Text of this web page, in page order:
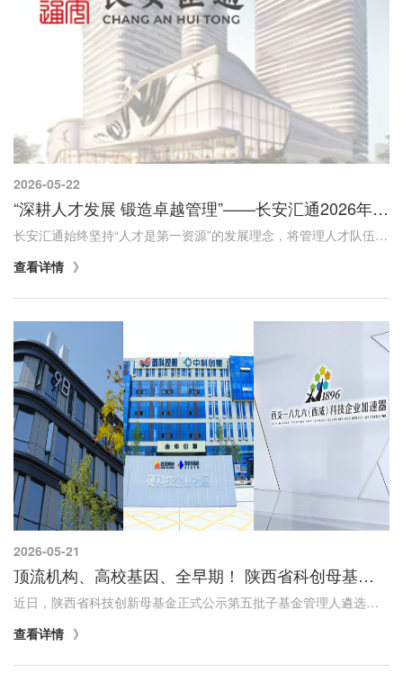
2026-05-22
“深耕人才发展 锻造卓越管理”——长安汇通2026年度管理者系统化培养全面开启
长安汇通始终坚持“人才是第一资源”的发展理念，将管理人才队伍建设作为“二次创业”建设一流国有资本运营公司的核心要义。2026年，集团公司系统谋划、精准施教、分类实施，推动管理人才培养从“大水漫灌”转向“精准滴灌”。5月，首期基层、中层管理者...
查看详情
2026-05-21
顶流机构、高校基因、全早期！ 陕西省科创母基金再落三子
近日，陕西省科技创新母基金正式公示第五批子基金管理人遴选结果，中科创星、启迪之星、西交一八九六资本三家实力机构成功入选，对应设立西安创星未来、西安启迪之星科转、陕西高校科创二期3只子基金，认缴总规模10.55亿元。这是陕西省科创母基金设立近一...
查看详情